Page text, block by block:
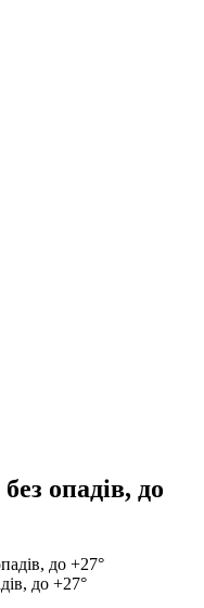
опадів, до
до +27°